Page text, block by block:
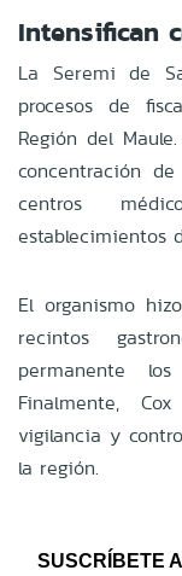
Intensifican
La Seremi de
procesos de
Región del
concentración de
centros
establecimientos
El organismo
recintos
permanente
Finalmente,
vigilancia y
la región.
SUSCRÍBETE